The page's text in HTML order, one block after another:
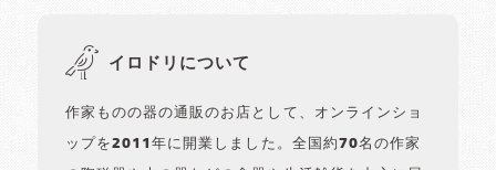
イロドリについて
作家ものの器の通販のお店として、オンラインショ
ップを2011年に開業しました。全国約70名の作家